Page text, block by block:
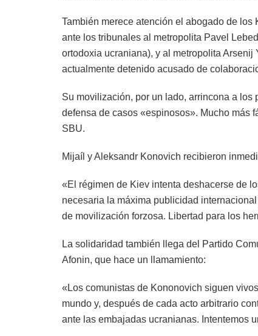
También merece atención el abogado de
ante los tribunales al metropolita Pavel
ortodoxia ucraniana), y al metropolita
actualmente detenido acusado de
Su movilización, por un lado, arrincona a los
defensa de casos «espinosos». Mucho más
SBU.
Mijaíl y Aleksandr Konovich recibieron
«El régimen de Kiev intenta deshacerse de
necesaria la máxima publicidad
de movilización forzosa. Libertad para los
La solidaridad también llega del Partido
Afonin, que hace un llamamiento:
«Los comunistas de Kononovich siguen
mundo y, después de cada acto arbitrario
ante las embajadas ucranianas. Intentemos